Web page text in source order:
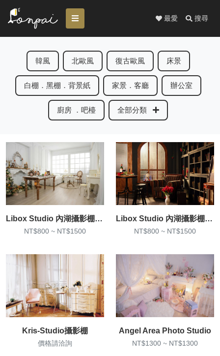
最愛 搜尋
韓風 北歐風 復古歐風 床景
白棚．黑棚．背景紙 家景．客廳 辦公室
廚房 ．吧檯 全部分類
Libox Studio 內湖攝影棚 寫真棚
NT$800 ~ NT$1500
Libox Studio 內湖攝影棚 寫真棚
NT$800 ~ NT$1500
Kris-Studio攝影棚
價格請洽詢
Angel Area Photo Studio
NT$1300 ~ NT$1300